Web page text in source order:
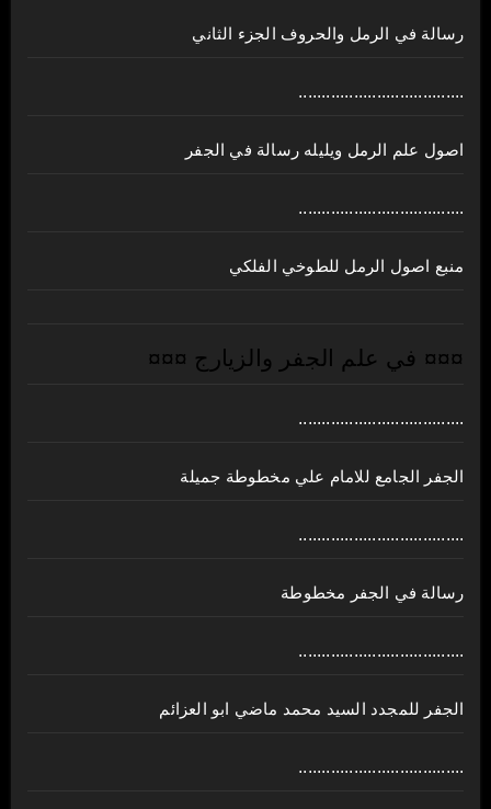
رسالة في الرمل والحروف الجزء الثاني
....................................
اصول علم الرمل ويليله رسالة في الجفر
....................................
منبع اصول الرمل للطوخي الفلكي
¤¤¤ في علم الجفر والزيارج ¤¤¤
....................................
الجفر الجامع للامام علي مخطوطة جميلة
....................................
رسالة في الجفر مخطوطة
....................................
الجفر للمجدد السيد محمد ماضي ابو العزائم
....................................